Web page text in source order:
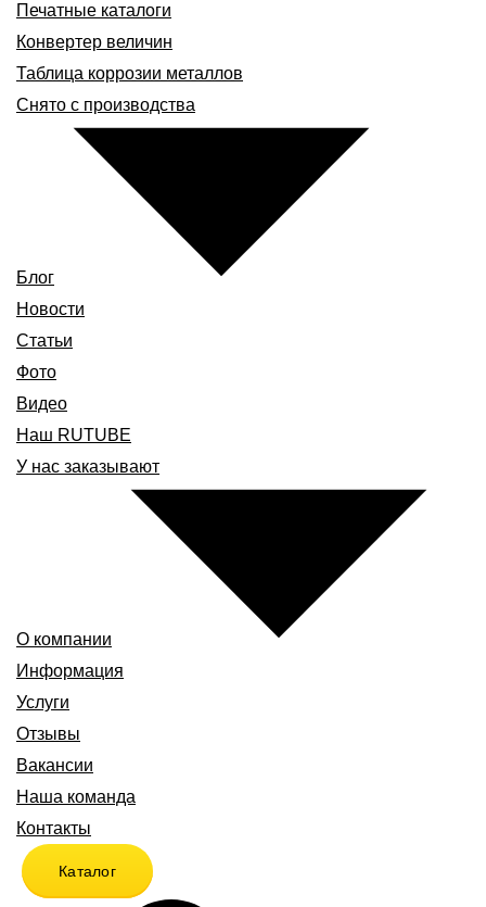
Печатные каталоги
Конвертер величин
Таблица коррозии металлов
Снято с производства
Блог
Новости
Статьи
Фото
Видео
Наш RUTUBE
У нас заказывают
О компании
Информация
Услуги
Отзывы
Вакансии
Наша команда
Контакты
Каталог